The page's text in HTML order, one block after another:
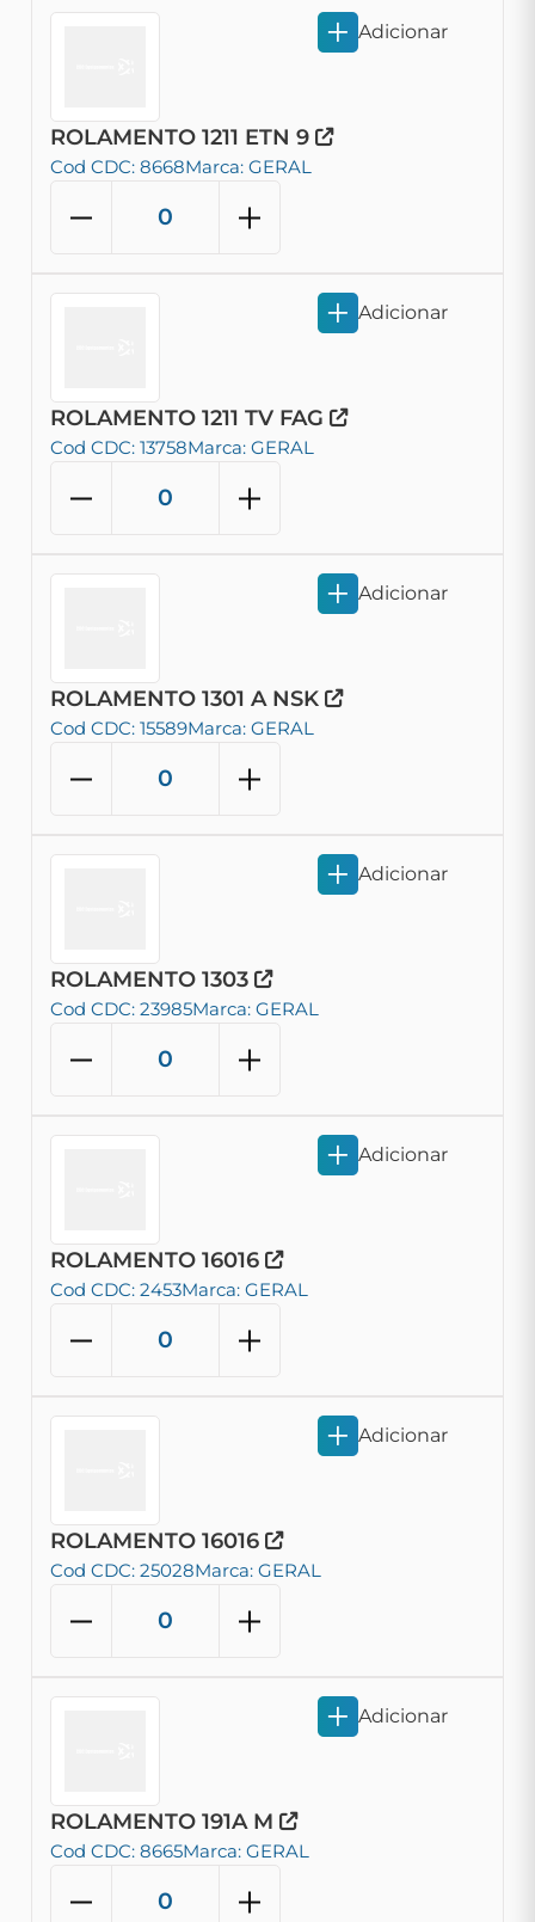
ROLAMENTO 1211 ETN 9
Cod CDC: 8668Marca: GERAL
Adicionar
ROLAMENTO 1211 TV FAG
Cod CDC: 13758Marca: GERAL
Adicionar
ROLAMENTO 1301 A NSK
Cod CDC: 15589Marca: GERAL
Adicionar
ROLAMENTO 1303
Cod CDC: 23985Marca: GERAL
Adicionar
ROLAMENTO 16016
Cod CDC: 2453Marca: GERAL
Adicionar
ROLAMENTO 16016
Cod CDC: 25028Marca: GERAL
Adicionar
ROLAMENTO 191A M
Cod CDC: 8665Marca: GERAL
Adicionar